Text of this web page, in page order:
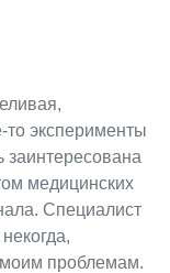
эксперименты
заинтересована
медицинских
Специалист
проблемам.